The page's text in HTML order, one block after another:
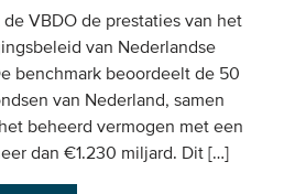
VBDO de prestaties van het
van Nederlandse
benchmark beoordeelt de 50
van Nederland, samen
beheerd vermogen met een
dan €1.230 miljard. Dit […]